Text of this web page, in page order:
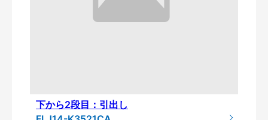
下から2段目：引出し